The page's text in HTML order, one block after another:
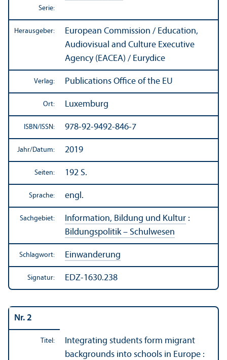
Serie:
Herausgeber:
European Commission / Education,
Audiovisual and Culture Executive
Agency (EACEA) / Eurydice
Verlag: Publications Office of the EU
Ort: Luxemburg
ISBN/ ISSN: 978-92-9492-846-7
Jahr/Datum: 2019
Seiten: 192 S.
Sprache: engl.
Sachgebiet: Information, Bildung und Kultur :
Bildungs­politik – Schulwesen
Schlagwort: Einwanderung
Signatur: EDZ-1630.238
Nr. 2
Titel:
Integrating students form migrant
backgrounds into schools in Europe :